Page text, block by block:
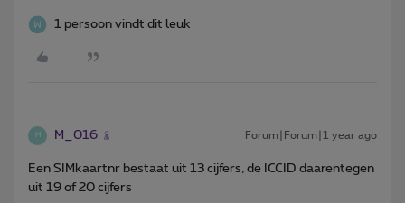
1 persoon vindt dit leuk
M M_016 Forum|Forum|1 year ago
Een SIMkaartnr bestaat uit 13 cijfers, de ICCID daarentegen
uit 19 of 20 cijfers